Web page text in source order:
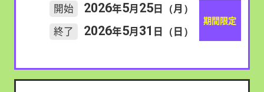
期間限定
開始 2026年5月25日（月）
終了
2026年5月31 日（日）